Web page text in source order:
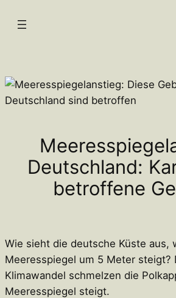
Inhalt
Deutschland:
betroffene
Wie sieht die deutsche Küste aus,
Meeresspiegel um 5 Meter steigt?
Klimawandel schmelzen die
Meeresspiegel steigt.